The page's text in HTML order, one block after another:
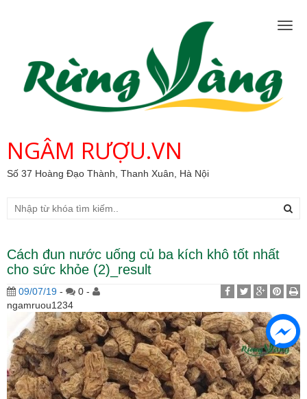
NGÂM RƯỢU.VN
Số 37 Hoàng Đạo Thành, Thanh Xuân, Hà Nội
Cách đun nước uống củ ba kích khô tốt nhất
cho sức khỏe (2)_result
09/07/19 -
0 -
ngamruou1234